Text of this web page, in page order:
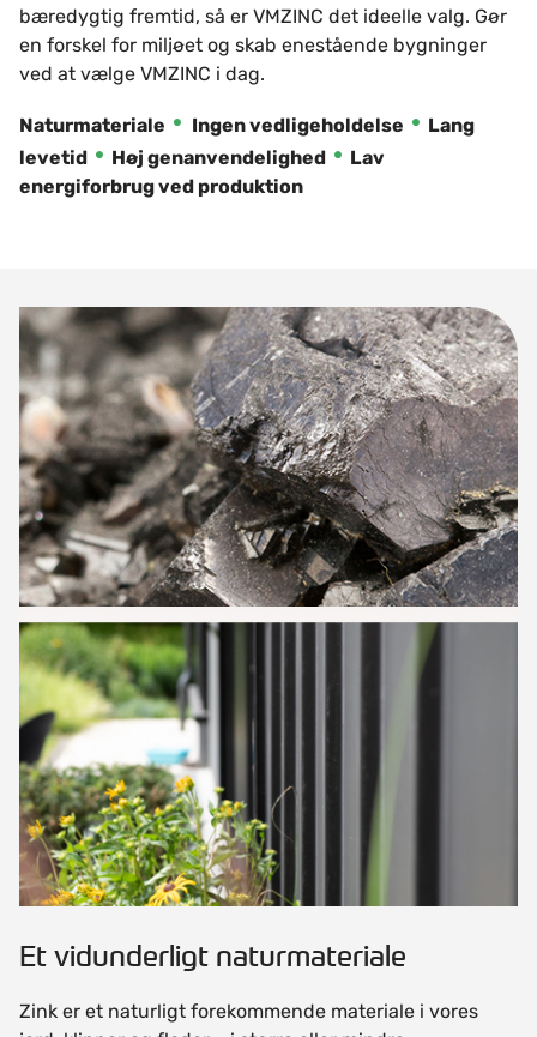
bæredygtig fremtid, så er VMZINC det ideelle valg. Gør
en forskel for miljøet og skab enestående bygninger
ved at vælge VMZINC i dag.
Naturmateriale · Ingen vedligeholdelse · Lang
levetid · Høj genanvendelighed · Lav
energiforbrug ved produktion
Et vidunderligt naturmateriale
Zink er et naturligt forekommende materiale i vores